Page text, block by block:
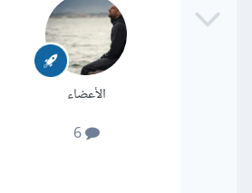
الأعضاء
6